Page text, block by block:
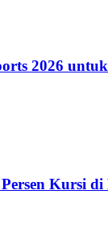
2026
Kursi